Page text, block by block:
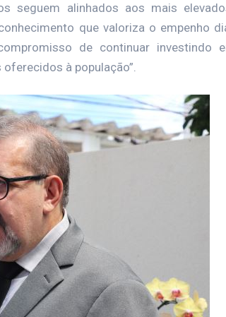
seguem alinhados aos mais
que valoriza o empenho
de continuar investindo
à população”.